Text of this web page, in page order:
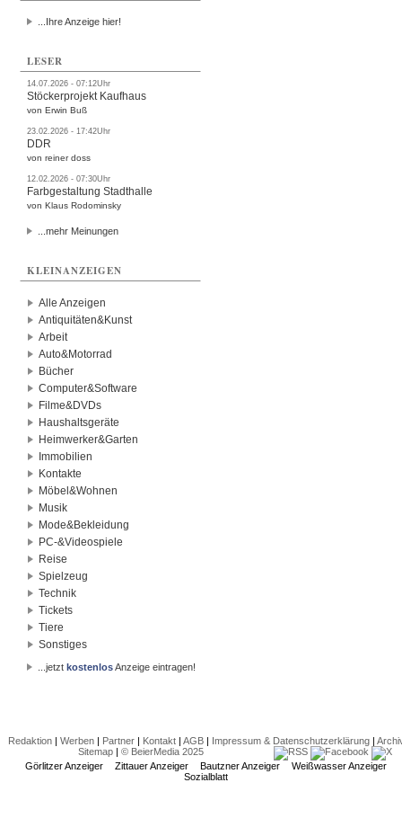
...Ihre Anzeige hier!
LESER
14.07.2026 - 07:12Uhr
Stöckerprojekt Kaufhaus
von Erwin Buß
23.02.2026 - 17:42Uhr
DDR
von reiner doss
12.02.2026 - 07:30Uhr
Farbgestaltung Stadthalle
von Klaus Rodominsky
...mehr Meinungen
KLEINANZEIGEN
Alle Anzeigen
Antiquitäten&Kunst
Arbeit
Auto&Motorrad
Bücher
Computer&Software
Filme&DVDs
Haushaltsgeräte
Heimwerker&Garten
Immobilien
Kontakte
Möbel&Wohnen
Musik
Mode&Bekleidung
PC-&Videospiele
Reise
Spielzeug
Technik
Tickets
Tiere
Sonstiges
...jetztkostenlosAnzeige eintragen!
Redaktion| Werben| Partner| Kontakt| AGB| Impressum & Datenschutzerklärung|
Sitemap| © BeierMedia 2025
Görlitzer Anzeiger
Zittauer Anzeiger Bautzner Anzeiger
Weißwasser Anzeiger
Sozialblatt